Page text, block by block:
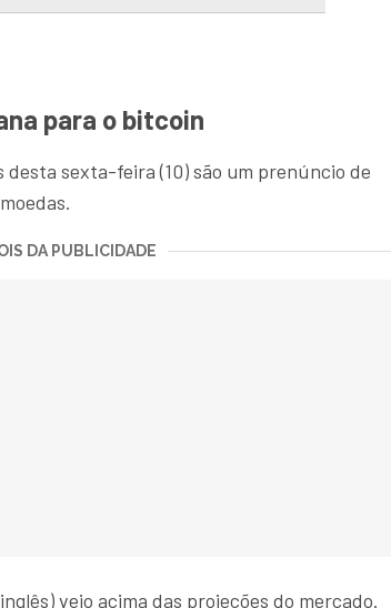
para o bitcoin
sexta-feira (10) são um prenúncio de
DA PUBLICIDADE
veio acima das projeções do mercado.